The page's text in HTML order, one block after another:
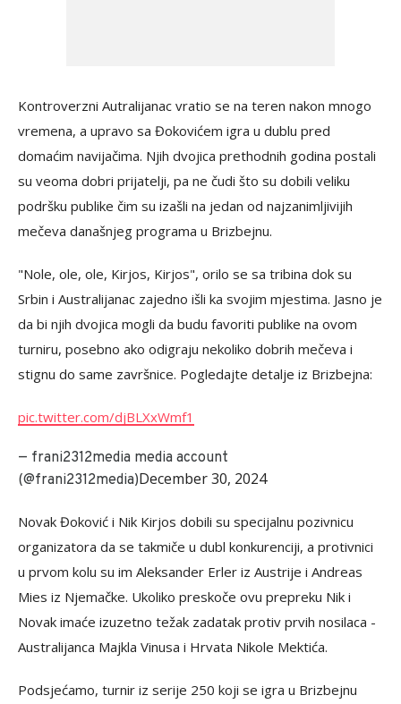
Kontroverzni Autralijanac vratio se na teren nakon mnogo
vremena, a upravo sa Đokovićem igra u dublu pred
domaćim navijačima. Njih dvojica prethodnih godina postali
su veoma dobri prijatelji, pa ne čudi što su dobili veliku
podršku publike čim su izašli na jedan od najzanimljivijih
mečeva današnjeg programa u Brizbejnu.
"Nole, ole, ole, Kirjos, Kirjos", orilo se sa tribina dok su
Srbin i Australijanac zajedno išli ka svojim mjestima. Jasno je
da bi njih dvojica mogli da budu favoriti publike na ovom
turniru, posebno ako odigraju nekoliko dobrih mečeva i
stignu do same završnice. Pogledajte detalje iz Brizbejna:
pic.twitter.com/djBLXxWmf1
— frani2312media media account
(@frani2312media)December 30, 2024
Novak Đoković i Nik Kirjos dobili su specijalnu pozivnicu
organizatora da se takmiče u dubl konkurenciji, a protivnici
u prvom kolu su im Aleksander Erler iz Austrije i Andreas
Mies iz Njemačke. Ukoliko preskoče ovu prepreku Nik i
Novak imaće izuzetno težak zadatak protiv prvih nosilaca -
Australijanca Majkla Vinusa i Hrvata Nikole Mektića.
Podsjećamo, turnir iz serije 250 koji se igra u Brizbejnu